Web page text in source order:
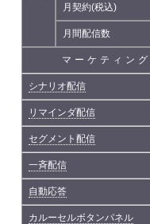
月契約(税込)
月間配信数
マーケティン
シナリオ配信
リマインダ配信
セグメント配信
一斉配信
自動応答
カルーセルボタンパネル